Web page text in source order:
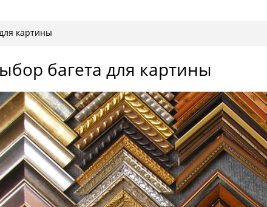
картины
багета для картины